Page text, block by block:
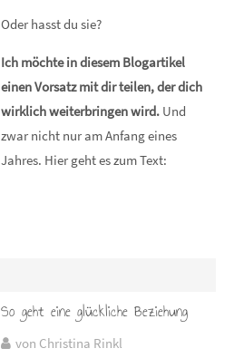
Oder hasst du sie?
Ich möchte in diesem Blogartikel
einen Vorsatz mit dir teilen, der dich
wirklich weiterbringen wird. Und
zwar nicht nur am Anfang eines
Jahres. Hier geht es zum Text:
So geht eine glückliche Beziehung
von Christina Rinkl